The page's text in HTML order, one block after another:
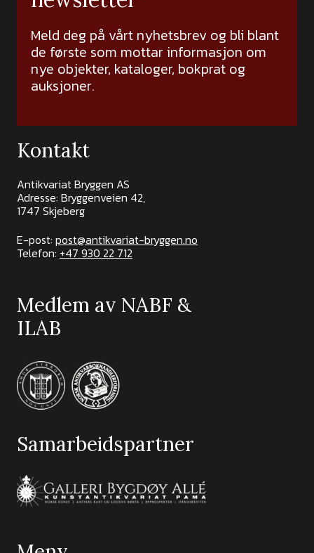
Meld deg på vårt nyhetsbrev og bli blant
de første som mottar informasjon om
nye objekter, kataloger, bokprat og
auksjoner.
Kontakt
Antikvariat Bryggen AS
Adresse: Bryggenveien 42,
1747 Skjeberg
E-post: post@antikvariat-bryggen.no
Telefon: +47 930 22 712
Medlem av NABF &
ILAB
Samarbeidspartner